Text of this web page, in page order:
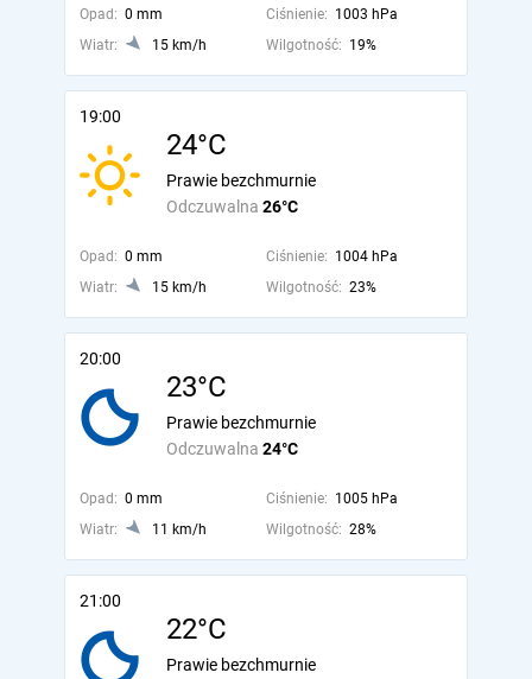
Opad: 0 mm Ciśnienie: 1003 hPa
Wiatr:
15 km/h Wilgotność: 19%
19:00
24°C
Odczuwalna 26°C
Prawie bezchmurnie
Opad: 0 mm Ciśnienie: 1004 hPa
Wiatr:
15 km/h Wilgotność: 23%
20:00
23°C
Odczuwalna 24°C
Prawie bezchmurnie
Opad: 0 mm Ciśnienie: 1005 hPa
Wiatr:
11 km/h Wilgotność: 28%
21:00
22°C
Prawie bezchmurnie